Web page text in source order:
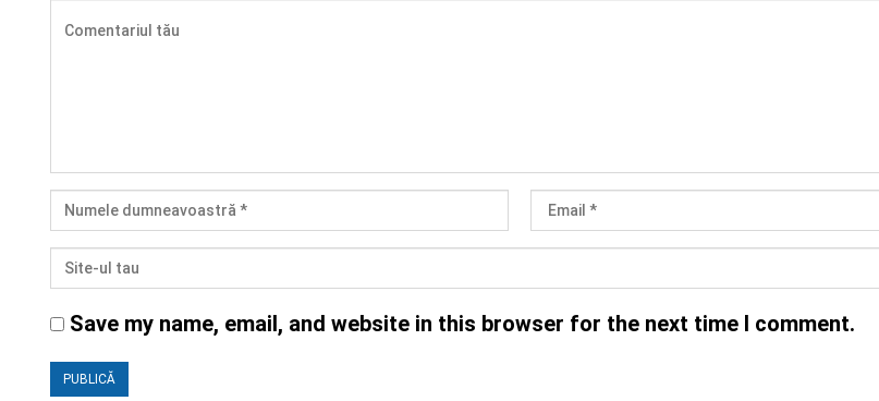
Save my name, email, and website in this browser for the next time I comment.